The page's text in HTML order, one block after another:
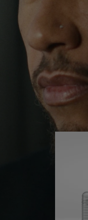
SIE,
UM
ES DER
herausgeführt.
Erfahrungen in
selbst
Sein RIMOWA
jede Spur auf
anderen Ortes